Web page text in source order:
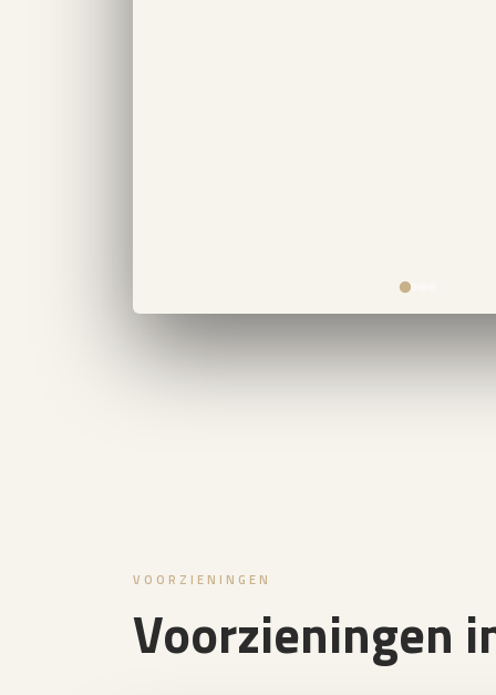
VOORZIENINGEN
Voorzieningen